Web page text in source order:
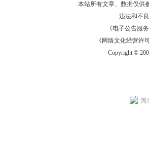
本站所有文章、数据仅供
违法和不
《电子公告服务
《网络文化经营许
Copyright ©
闽